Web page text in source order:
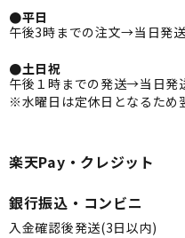
●平日
午後3時までの注文→当日発送
●土日祝
午後１時までの発送→当日発
※水曜日は定休日となるため
楽天Pay・クレジット
銀行振込・コンビニ
入金確認後発送(3日以内)